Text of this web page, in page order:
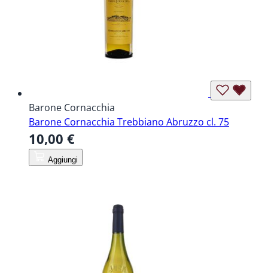
Barone Cornacchia
Barone Cornacchia Trebbiano Abruzzo cl. 75
10,00 €
Aggiungi